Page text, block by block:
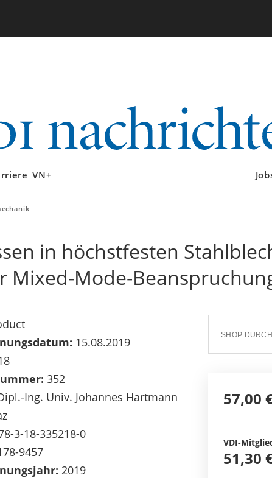
VN+
in höchstfesten
Mixed-Mode-
15.08.2019
352
Ing. Univ. Johannes Hartmann
3-18-335218-0
9457
2019
57,00
VDI-
51,30